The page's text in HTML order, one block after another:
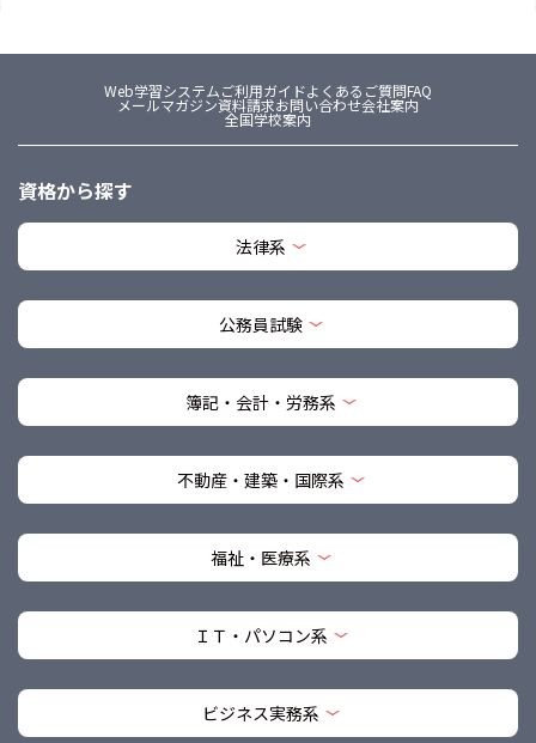
Web学習システムご利用ガイドよくあるご質問FAQ
メールマガジン資料請求お問い合わせ会社案内
全国学校案内
資格から探す
法律系
公務員試験
簿記・会計・労務系
不動産・建築・国際系
福祉・医療系
ＩＴ・パソコン系
ビジネス実務系